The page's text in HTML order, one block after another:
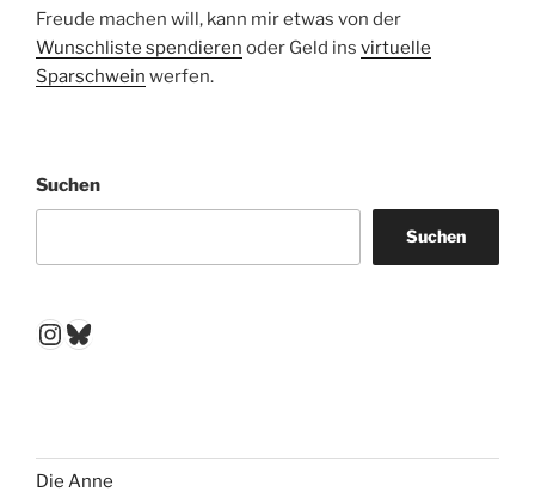
Freude machen will, kann mir etwas von der
Wunschliste spendieren oder Geld ins virtuelle
Sparschwein werfen.
Suchen
Suchen
Instagram
Bluesky
Die Anne